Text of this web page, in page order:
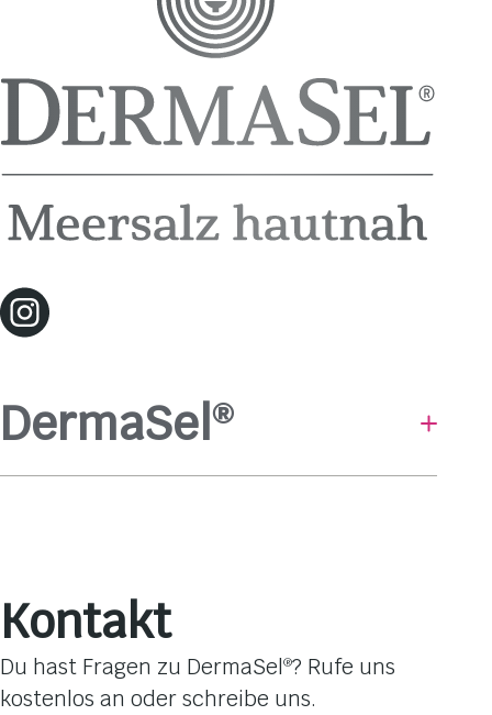
DermaSel®
Pflege-Linien
Hautbedürfnisse
Dufterlebnisse
Totes Meer Salz
Kontakt
Du hast Fragen zu DermaSel®? Rufe uns
kostenlos an oder schreibe uns.